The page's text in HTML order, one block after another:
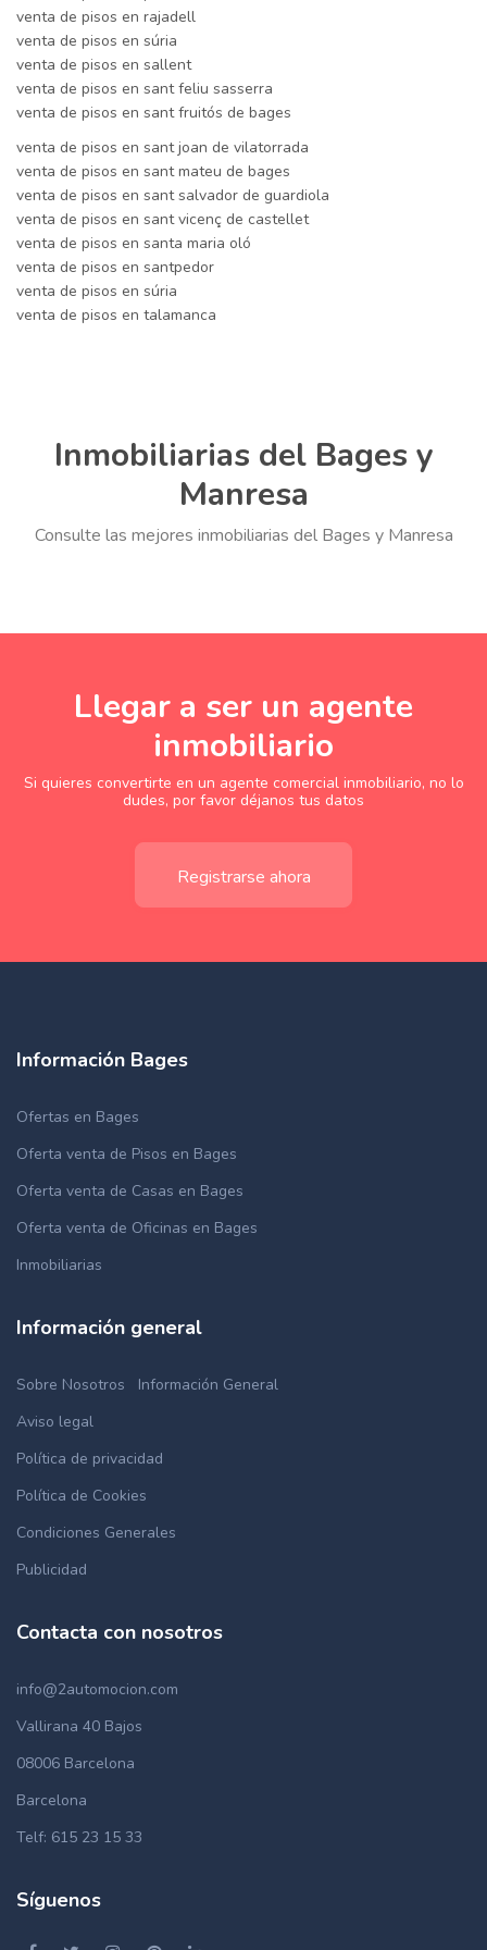
venta de pisos en rajadell
venta de pisos en súria
venta de pisos en sallent
venta de pisos en sant feliu sasserra
venta de pisos en sant fruitós de bages
venta de pisos en sant joan de vilatorrada
venta de pisos en sant mateu de bages
venta de pisos en sant salvador de guardiola
venta de pisos en sant vicenç de castellet
venta de pisos en santa maria oló
venta de pisos en santpedor
venta de pisos en súria
venta de pisos en talamanca
Inmobiliarias del Bages y
Manresa
Consulte las mejores inmobiliarias del Bages y Manresa
Llegar a ser un agente
inmobiliario
Si quieres convertirte en un agente comercial inmobiliario, no lo
dudes, por favor déjanos tus datos
Registrarse ahora
Información Bages
Ofertas en Bages
Oferta venta de Pisos en Bages
Oferta venta de Casas en Bages
Oferta venta de Oficinas en Bages
Inmobiliarias
Información general
Sobre Nosotros
Información General
Aviso legal
Política de privacidad
Política de Cookies
Condiciones Generales
Publicidad
Contacta con nosotros
info@2automocion.com
Vallirana 40 Bajos
08006 Barcelona
Barcelona
Telf: 615 23 15 33
Síguenos